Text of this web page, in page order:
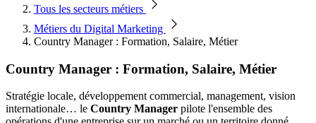
Tous les secteurs métiers
Métiers du Digital Marketing
Country Manager : Formation, Salaire, Métier
Country Manager : Formation, Salaire, Métier
Stratégie locale, développement commercial, management, vision
internationale… le Country Manager pilote l'ensemble des